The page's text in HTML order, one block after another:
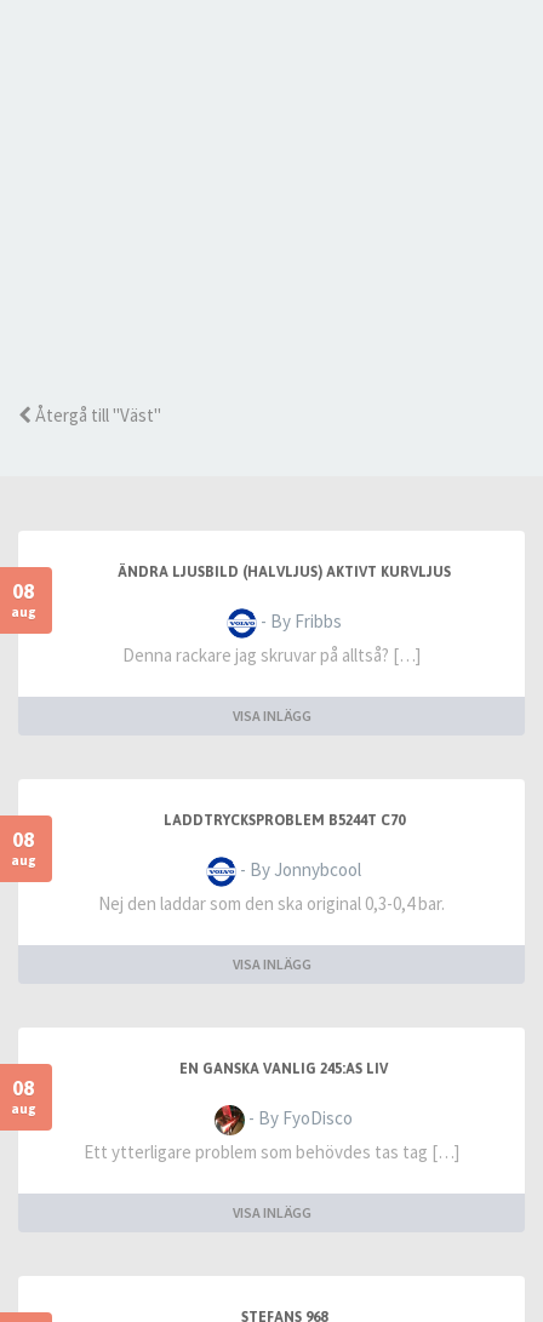
Återgå till "Väst"
08
aug
ÄNDRA LJUSBILD (HALVLJUS) AKTIVT KURVLJUS
- By Fribbs
Denna rackare jag skruvar på alltså? […]
VISA INLÄGG
08
aug
LADDTRYCKSPROBLEM B5244T C70
- By Jonnybcool
Nej den laddar som den ska original 0,3-0,4 bar.
VISA INLÄGG
08
aug
EN GANSKA VANLIG 245:AS LIV
- By FyoDisco
Ett ytterligare problem som behövdes tas tag […]
VISA INLÄGG
STEFANS 968